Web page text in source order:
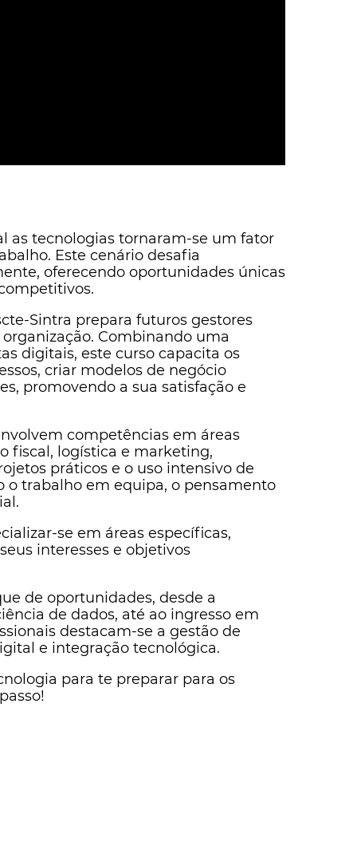
tecnologias tornaram-se um fator
Este cenário desafia
oferecendo oportunidades únicas
Sintra prepara futuros gestores
Combinando uma
digitais, este curso capacita os
criar modelos de negócio
promovendo a sua satisfação e
competências em áreas
fiscal, logística e marketing,
práticos e o uso intensivo de
o trabalho em equipa, o pensamento
se em áreas específicas,
interesses e objetivos
de oportunidades, desde a
de dados, até ao ingresso em
destacam-se a gestão de
e integração tecnológica.
para te preparar para os